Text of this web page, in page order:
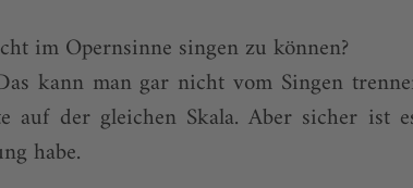
im Opernsinne singen zu können?
kann man gar nicht vom Singen
auf der gleichen Skala. Aber sicher ist
habe.